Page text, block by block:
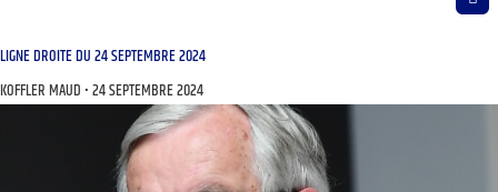
LIGNE DROITE DU 24 SEPTEMBRE 2024
KOFFLER MAUD 24 SEPTEMBRE 2024